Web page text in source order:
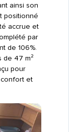
ainsi son
positionné
accrue et
par
de 106%.
de 47 m²
pour
et